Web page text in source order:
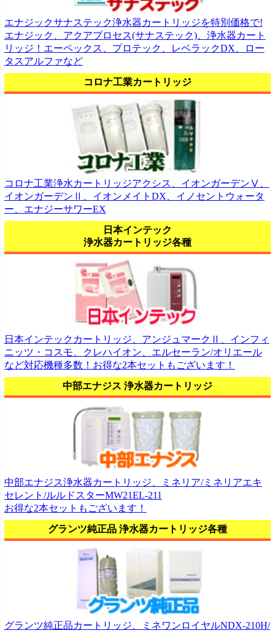
エナジックサナステック浄水器カートリッジを特別価格で!
エナジック、アクアプロセス(サナステック)、浄水器カート
リッジ！エーペックス、プロテック、レベラックDX、ロー
タスアルファなど
コロナ工業カートリッジ
コロナ工業浄水カートリッジアクシス、イオンガーデンⅤ、
イオンガーデンⅡ、イオンメイトDX、イノセントウォータ
ー、エナジーサワーEX
日本インテック
浄水器カートリッジ各種
日本インテックカートリッジ、アンジュマークⅡ、インフィ
ニッツ・コスモ、クレハイオン、エルセーラン/オリエール
など対応機種多数！お得な2本セットもございます！
中部エナジス 浄水器カートリッジ
中部エナジス浄水器カートリッジ、ミネリア/ミネリアエキ
セレント/ルルドスターMW21EL-211
お得な2本セットもございます！
グランツ純正品 浄水器カートリッジ各種
グランツ純正品カートリッジ、ミネワンロイヤルNDX-210H/